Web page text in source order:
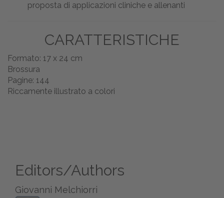
proposta di applicazioni cliniche e allenanti
CARATTERISTICHE
Formato: 17 x 24 cm
Brossura
Pagine: 144
Riccamente illustrato a colori
Editors/Authors
Giovanni Melchiorri